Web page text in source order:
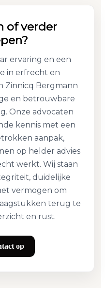
of verder
ervaring en een
in erfrecht en
Zinnicq Bergmann
en betrouwbare
Onze advocaten
kennis met een
aanpak,
op helder advies
werkt. Wij staan
duidelijke
vermogen om
terug te
en rust.
op